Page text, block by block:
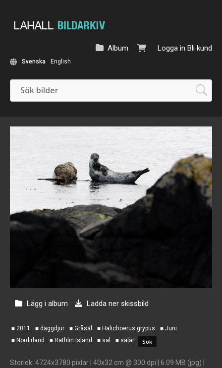
Logga in Bli kund
Album
Svenska English
Lägg i album Ladda ner skissbild
2011 däggdjur Gråsäl Halichoerus grypus
Juni
Nordirland
Rathlin Island säl sälar
Storlek: 4724x3780 pixlar | 40x32 cm @ 300 dpi | 6.09 MB (jpg) |